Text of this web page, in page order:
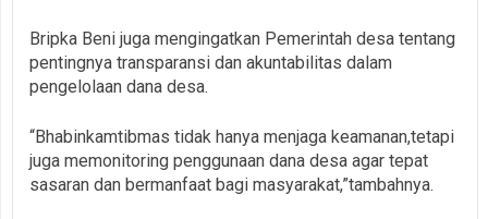
Bripka Beni juga mengingatkan Pemerintah desa tentang
pentingnya transparansi dan akuntabilitas dalam
pengelolaan dana desa.
“Bhabinkamtibmas tidak hanya menjaga keamanan,tetapi
juga memonitoring penggunaan dana desa agar tepat
sasaran dan bermanfaat bagi masyarakat,”tambahnya.